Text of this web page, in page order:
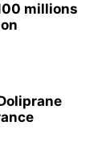
millions